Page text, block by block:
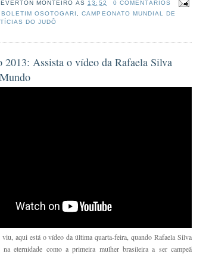
EVERTON MONTEIRO ÀS13:52
0 COMENTÁRIOS
BOLETIM OSOTOGARI ,CAMPEONATO MUNDIAL DE
DO JUDÔ
Assista o vídeo da Rafaela Silva
viu, aqui está o vídeo da última quarta-feira, quando Rafaela Silva
na eternidade como a primeira mulher brasileira a ser campeã